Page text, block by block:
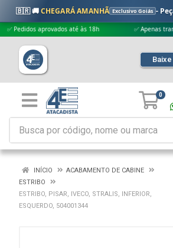
🇧🇷 🚚CHEGARÁ AMANHÃ Exclusivo Goiás -
aprovados até às 18h ✅ Apenas
0
INÍCIO
ACABAMENTO DE CABINE
ESTRIBO
ESTRIBO, PISAR, IVECO, STRALIS, INFERIOR,
ESQUERDO, 504001344